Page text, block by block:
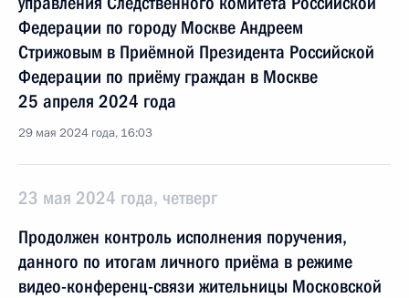
Федерации по городу Москве Андреем
Стрижовым в Приёмной Президента Российской
Федерации по приёму граждан в Москве
25 апреля 2024 года
29 мая 2024 года, 16:03
23 мая 2024 года, четверг
Продолжен контроль исполнения поручения,
данного по итогам личного приёма в режиме
видео-конференц-связи жительницы Московской